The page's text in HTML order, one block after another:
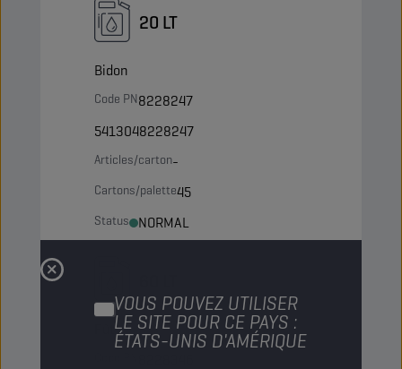
VOUS POUVEZ UTILISER
LE SITE POUR CE PAYS :
ÉTATS-UNIS D'AMÉRIQUE
20 LT
Bidon
Code PN8228247
5413048228247
Articles/carton-
Cartons/palette45
Status NORMAL